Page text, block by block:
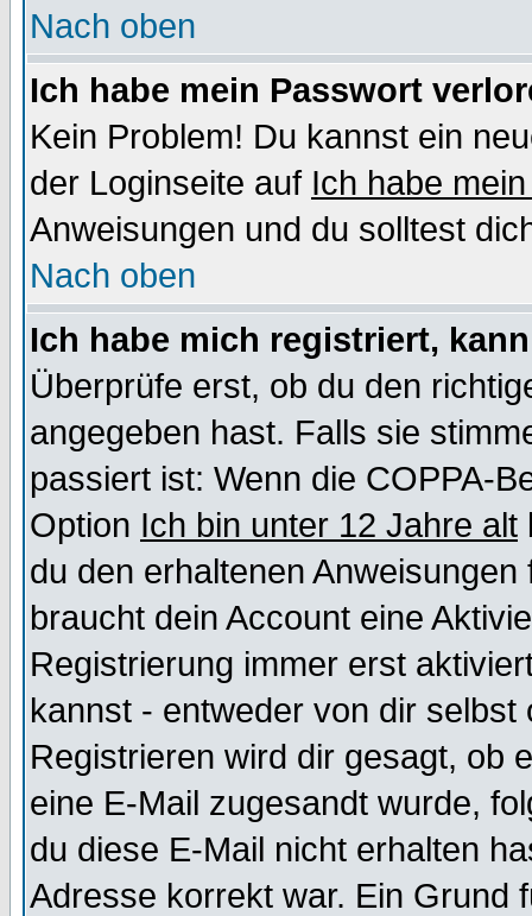
Nach oben
Ich habe mein Passwort
Kein Problem! Du kannst ein
der Loginseite auf Ich habe
Anweisungen und du solltest
Nach oben
Ich habe mich registriert,
Überprüfe erst, ob du den
angegeben hast. Falls sie
passiert ist: Wenn die COPPA-
Option Ich bin unter 12 Jahre alt
du den erhaltenen
braucht dein Account eine
Registrierung immer erst
kannst - entweder von dir selbst
Registrieren wird dir gesagt, ob
eine E-Mail zugesandt wurde,
du diese E-Mail nicht erhalten
Adresse korrekt war. Ein Grund